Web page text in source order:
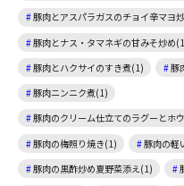
豚肉とアスパラガスのチョイ辛マヨ
豚肉とナス・タマネギの甘みそ炒め
豚肉とハクサイのすき煮(1)
豚
豚肉ニンニク煮(1)
豚肉のクリーム仕立てのラグーとホ
豚肉の梅照り焼き(1)
豚肉の軽
豚肉の黒酢炒め夏野菜添え(1)